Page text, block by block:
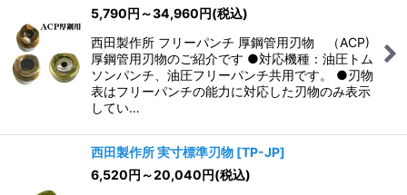
5,790円 ～34,960円(税込)
西田製作所 フリーパンチ 厚鋼管用刃物 （ACP)
厚鋼管用刃物のご紹介です ●対応機種：油圧トム
ソンパンチ、油圧フリーパンチ共用です。 ●刃物
表はフリーパンチの能力に対応した刃物のみ表示
してい…
西田製作所 実寸標準刃物 [TP-JP]
6,520円 ～20,040円(税込)